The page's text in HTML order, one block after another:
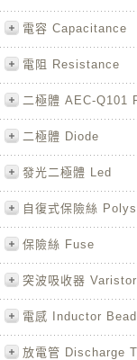
電容 Capacitance
電阻 Resistance
二極體 AEC-Q101
二極體 Diode
發光二極體 Led
自復式保險絲
保險絲 Fuse
突波吸收器 Varistor
電感 Inductor Bead
放電管 Discharge